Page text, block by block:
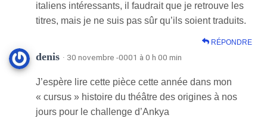
italiens intéressants, il faudrait que je retrouve les
titres, mais je ne suis pas sûr qu’ils soient traduits.
RÉPONDRE
denis · 30 novembre -0001 à 0 h 00 min
J’espère lire cette pièce cette année dans mon
« cursus » histoire du théâtre des origines à nos
jours pour le challenge d’Ankya